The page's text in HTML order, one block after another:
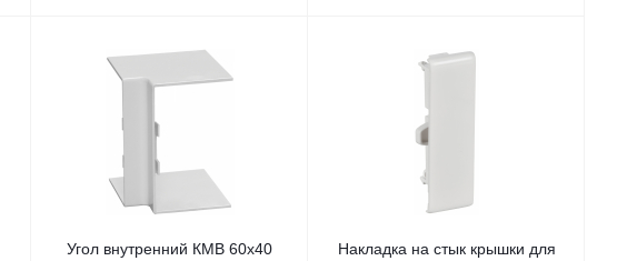
Угол внутренний КМВ 60х40
Накладка на стык крышки для